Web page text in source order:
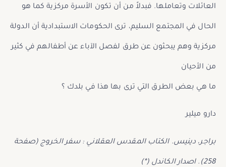
العائلات وتعاملها. فبدلاً من أن تكون الأسرة مركزية كما هو
الحال في المجتمع السليم، ترى الحكومات الاستبدادية أن الدولة
مركزية وهم يبحثون عن طرق لفصل الآباء عن أطفالهم في كثير
من الأحيان
ما هي بعض الطرق التي ترى بها هذا في بلدك ؟
دارو ميلير
براجر، دينيس. الكتاب المقدس العقلاني : سفر الخروج (صفحة
258). اصدار الكاندل (*)